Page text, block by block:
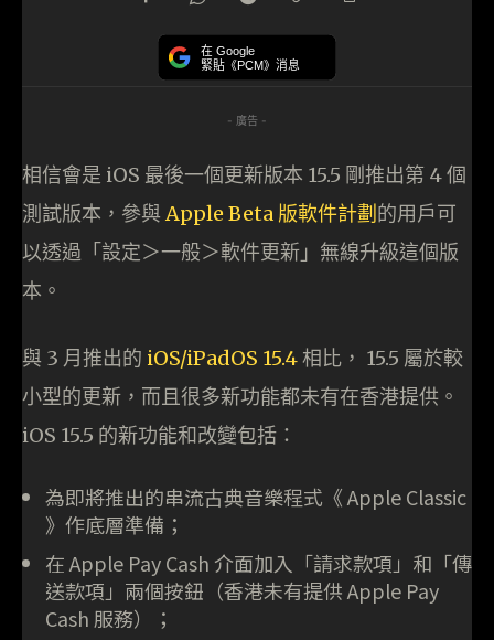
在 Google
緊貼《PCM》消息
- 廣告 -
相信會是 iOS 最後一個更新版本 15.5 剛推出第 4 個
測試版本，參與Apple Beta 版軟件計劃 的用戶可
以透過「設定＞一般＞軟件更新」無線升級這個版
本。
與 3 月推出的 iOS/iPadOS 15.4相比， 15.5 屬於較
小型的更新，而且很多新功能都未有在香港提供。
iOS 15.5 的新功能和改變包括：
為即將推出的串流古典音樂程式《 Apple Classic
》作底層準備；
在 Apple Pay Cash 介面加入「請求款項」和「傳
送款項」兩個按鈕（香港未有提供 Apple Pay
Cash 服務）；